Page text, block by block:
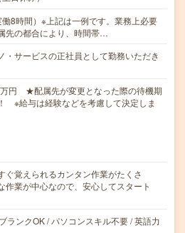
8時間）※上記は一例です。業務上必要
先の都合により、時間帯…
・サービスの正社員として勤務いただき
円 ★配属先が変更となった際の待機期
※給与は経験などを考慮して決定しま
ぐ覚えられるカンタン作業がたくさ
作業が中心なので、安心してスタート
ランクOK / パソコンスキル不要 / 英語力